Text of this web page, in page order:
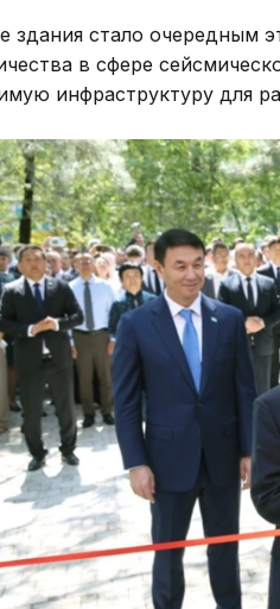
здания стало очередным
в сфере
инфраструктуру для